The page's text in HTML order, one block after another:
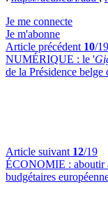
Je me connecte
Je m'abonne
Article précédent 10/19
NUMÉRIQUE : le '
de la Présidence
Article suivant 12/19
ÉCONOMIE : aboutir
budgétaires